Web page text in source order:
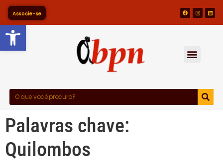
Barra de Ferramentas
Associe-se
Palavras chave:
Quilombos